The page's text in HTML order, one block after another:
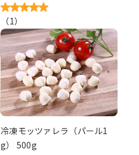
（1）
冷凍モッツァレラ（パール1
g） 500g